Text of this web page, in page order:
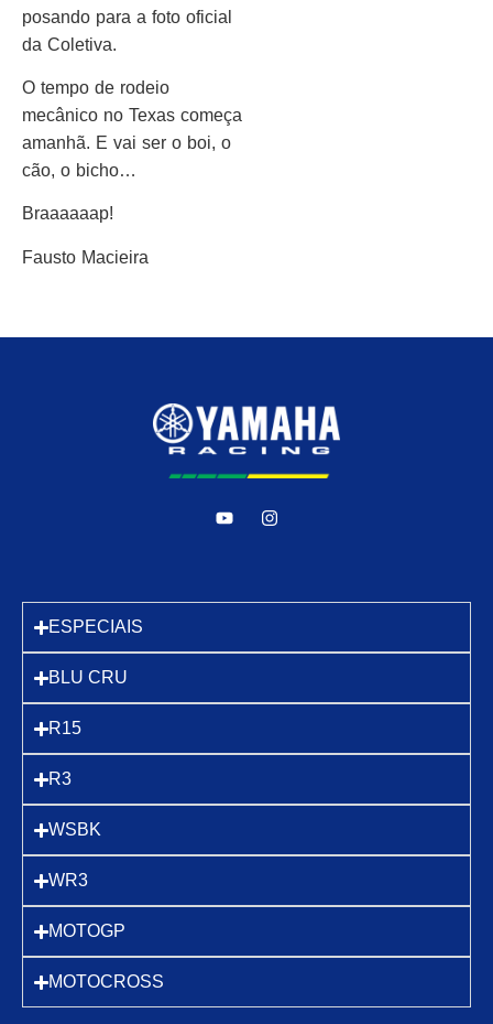
posando para a foto oficial
da Coletiva.
O tempo de rodeio
mecânico no Texas começa
amanhã. E vai ser o boi, o
cão, o bicho…
Braaaaaap!
Fausto Macieira
ESPECIAIS
BLU CRU
R15
R3
WSBK
WR3
MOTOGP
MOTOCROSS